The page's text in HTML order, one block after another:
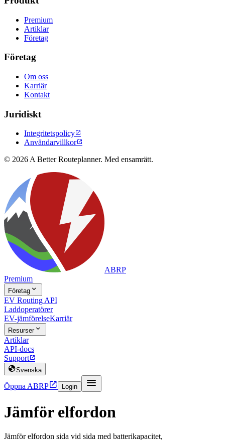
Premium
Artiklar
Företag
Företag
Om oss
Karriär
Kontakt
Juridiskt
Integritetspolicy
Användarvillkor
© 2026 A Better Routeplanner. Med ensamrätt.
ABRP
Premium
Företag 
EV Routing API
Laddoperatörer
EV-jämförelseKarriär
Resurser
Artiklar
API-docs
Support
Svenska
Öppna ABRP Login 
Jämför elfordon
Jämför elfordon sida vid sida med batterikapacitet,